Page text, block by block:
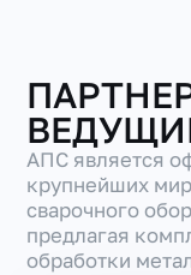
АПС является
крупнейших
сварочного
предлагая
обработки